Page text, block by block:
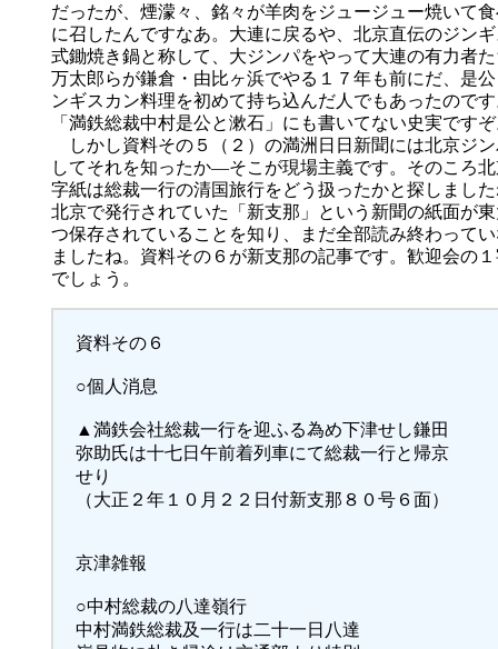
だったが、煙濛々、銘々が羊肉をジュージュー焼いて
に召したんですなあ。大連に戻るや、北京直伝のジン
式鋤焼き鍋と称して、大ジンパをやって大連の有力者
万太郎らが鎌倉・由比ヶ浜でやる１７年も前にだ、是
ンギスカン料理を初めて持ち込んだ人でもあったので
「満鉄総裁中村是公と漱石」にも書いてない史実です
しかし資料その５（２）の満洲日日新聞には北京ジ
してそれを知ったか―そこが現場主義です。そのころ
字紙は総裁一行の清国旅行をどう扱ったかと探しまし
北京で発行されていた「新支那」という新聞の紙面が
つ保存されていることを知り、まだ全部読み終わって
ましたね。資料その６が新支那の記事です。歓迎会の
でしょう。
資料その６
○個人消息
▲満鉄会社総裁一行を迎ふる為め下津せし鎌田
弥助氏は十七日午前着列車にて総裁一行と帰京
せり
（大正２年１０月２２日付新支那８０号６面）
京津雑報
○中村総裁の八達嶺行
中村満鉄総裁及一行は二十一日八達